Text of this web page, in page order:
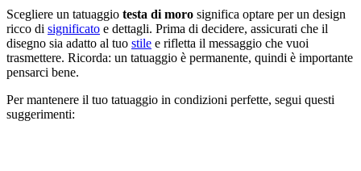
Scegliere un tatuaggio testa di moro significa optare per un design
ricco di significato e dettagli. Prima di decidere, assicurati che il
disegno sia adatto al tuo stile e rifletta il messaggio che vuoi
trasmettere. Ricorda: un tatuaggio è permanente, quindi è importante
pensarci bene.
Per mantenere il tuo tatuaggio in condizioni perfette, segui questi
suggerimenti: